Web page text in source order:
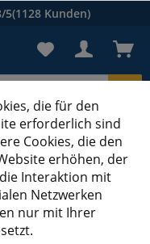
5(1128 Kunden)
suchen
Maß
mit
die für den
erforderlich sind
Cookies, die den
erhöhen, der
Interaktion mit
Netzwerken
nur mit Ihrer